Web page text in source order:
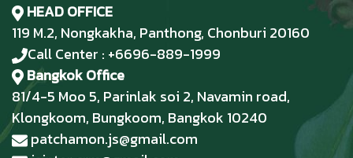
HEAD OFFICE
119 M.2, Nongkakha, Panthong, Chonburi 20160
Call Center : +6696-889-1999
Bangkok Office
81/4-5 Moo 5, Parinlak soi 2, Navamin road,
Klongkoom, Bungkoom, Bangkok 10240
patchamon.js@gmail.com